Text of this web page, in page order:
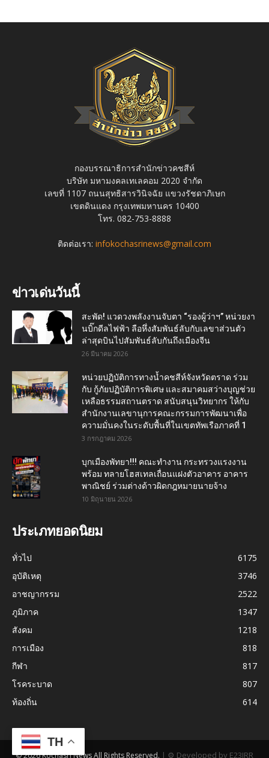
กองบรรณาธิการสำนักข่าวคชสีห์
บริษัท มหามงคลเทเลคอม 2020 จำกัด
เลขที่ 1107 ถนนสุทธิสารวินิจฉัย แขวงรัชดาภิเษก
เขตดินแดง กรุงเทพมหานคร 10400
โทร. 082-753-8888
ติดต่อเรา: infokochasrinews@gmail.com
ข่าวเด่นวันนี้
สะพัด! แวดวงพลังงานจับตา “รองผู้ว่าฯ” หน่วยงา
นบิ๊กดีลไฟฟ้า ลือหึ่งสัมพันธ์ลับกับเลขาส่วนตัว
ล่าสุดบินไปสัมพันธ์ลับกันถึงเมืองจีน
26 มีนาคม 2026
หน่วยปฏิบัติการทางน้ำคชสีห์จังหวัดตราด ร่วม
กับ กู้ภัยปฏิบัติการพิเศษ และสมาคมสว่างบุญช่วย
เหลือธรรมสถานตราด สนับสนุนวิทยากร ให้กับ
สำนักงานเลขานุการคณะกรรมการพัฒนาเพื่อ
ความมั่นคงในระดับพื้นที่ในเขตทัพเรือภาคที่ 1
3 กรกฎาคม 2026
บุกเมืองพัทยา!!! คณะทำงาน กระทรวงแรงงาน
พร้อม ทลายโฮสเทลเถื่อนแฝงตัวอาคาร อาคาร
พาณิชย์ ร่วมต่างด้าวผิดกฎหมายนายจ้าง
10 มิถุนายน 2026
ประเภทยอดนิยม
ทั่วไป
6175
อุบัติเหตุ
3746
อาชญากรรม
2522
ภูมิภาค
1347
สังคม
1218
การเมือง
818
กีฬา
817
โรคระบาด
807
ท้องถิ่น
614
© 2026 Kochasri News All Rights Reserved. | ⚙ Developed by E23JRR
TH